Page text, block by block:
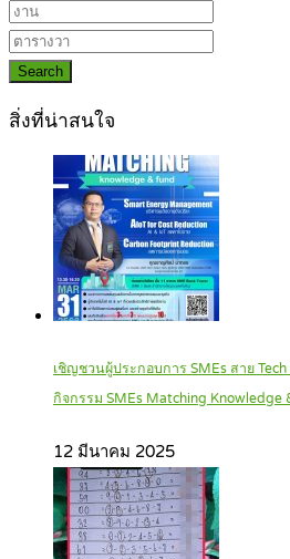
Search
สิ่งที่น่าสนใจ
เชิญชวนผู้ประกอบการ SMEs สาย
กิจกรรม SMEs Matching Knowledge
12 มีนาคม 2025